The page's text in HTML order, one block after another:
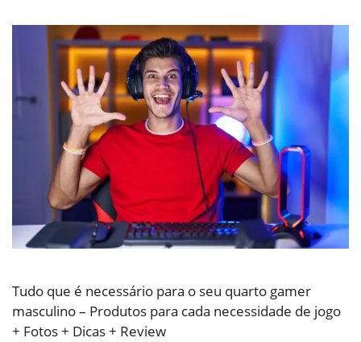
Tudo que é necessário para o seu quarto gamer
masculino – Produtos para cada necessidade de jogo
+ Fotos + Dicas + Review